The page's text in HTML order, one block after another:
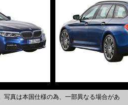
写真は本国仕様の為、一部異なる場合があ